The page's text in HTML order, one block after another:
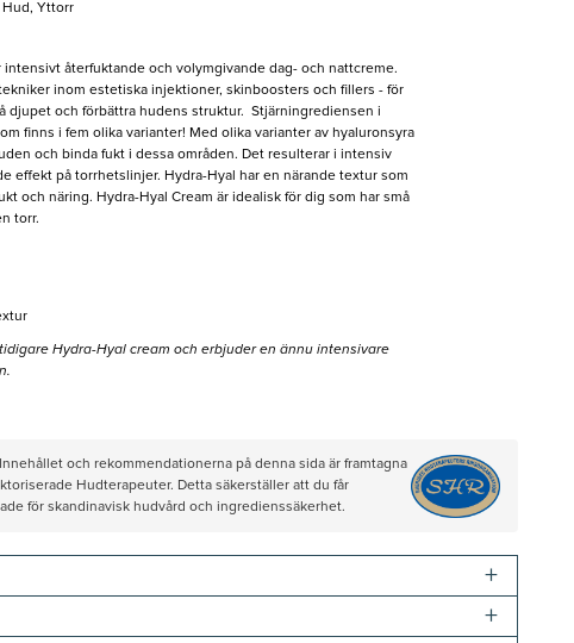
Hud, Yttorr
intensivt återfuktande och volymgivande dag- och nattcreme.
inom estetiska injektioner, skinboosters och fillers - för
djupet och förbättra hudens struktur. Stjärningrediensen i
finns i fem olika varianter! Med olika varianter av hyaluronsyra
och binda fukt i dessa områden. Det resulterar i intensiv
effekt på torrhetslinjer. Hydra-Hyal har en närande textur som
och näring. Hydra-Hyal Cream är idealisk för dig som har små
torr.
Hydra-Hyal cream och erbjuder en ännu intensivare
och rekommendationerna på denna sida är framtagna
Hudterapeuter. Detta säkerställer att du får
för skandinavisk hudvård och ingredienssäkerhet.
+
+